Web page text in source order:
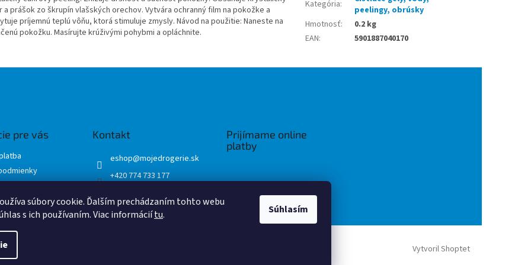
súbory cookie. Ďalším prechádzaním tohto webu
s ich používaním. Viac informáciítu. Súhlasím
a prášok zo škrupín vlašských orechov. Vytvára ochranný film na pokožke a
príjemnú teplú vôňu, ktorá stimuluje zmysly. Návod na použitie: Naneste na
pokožku. Masírujte krúživými pohybmi a opláchnite.
Kategória:
peelingy, obrúsky
Hmotnosť:
0.2 kg
EAN: 5901887040170
pre vás Kontakt
eshop@mojedrogerie.sk
+420 774 733 177
mojedrogerie.sk
Prijímame online
platby
Vytvoril Shoptet